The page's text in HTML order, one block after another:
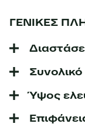
ΓΕΝΙΚΕΣ
Ύψος